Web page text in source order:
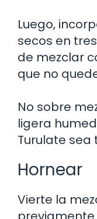
Luego,
secos en
de mezclar
que no
No sobre
ligera
Turulate sea
Hornear
Vierte la